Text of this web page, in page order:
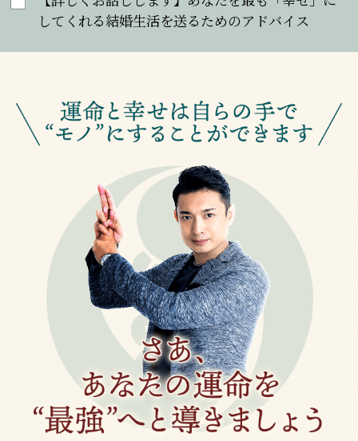
してくれる結婚生活を送るためのアドバイス